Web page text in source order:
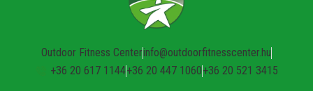
Outdoor Fitness Centerinfo@outdoorfitnesscenter.hu
+36 20 617 1144+36 20 447 1060+36 20 521 3415